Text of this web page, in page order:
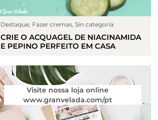
Destaque Fazer cremas ,Sin categoría
CRIE O ACQUAGEL DE NIACINAMIDA
E PEPINO PERFEITO EM CASA
Visite nossa loja online
www.granvelada.com/pt